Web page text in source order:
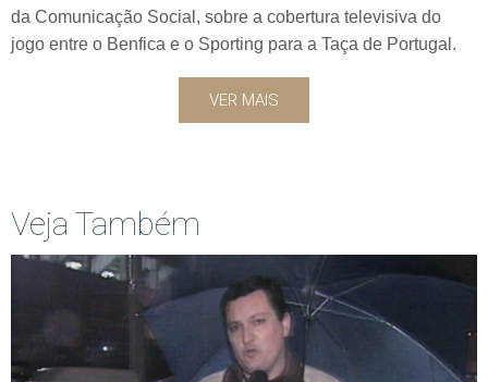
da Comunicação Social, sobre a cobertura televisiva do
jogo entre o Benfica e o Sporting para a Taça de Portugal.
VER MAIS
Veja Também